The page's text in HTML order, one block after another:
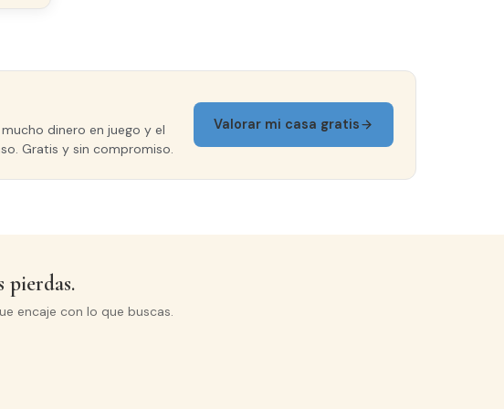
dinero en juego y el
Gratis y sin compromiso.
Valorar mi casa gratis
pierdas.
encaje con lo que buscas.